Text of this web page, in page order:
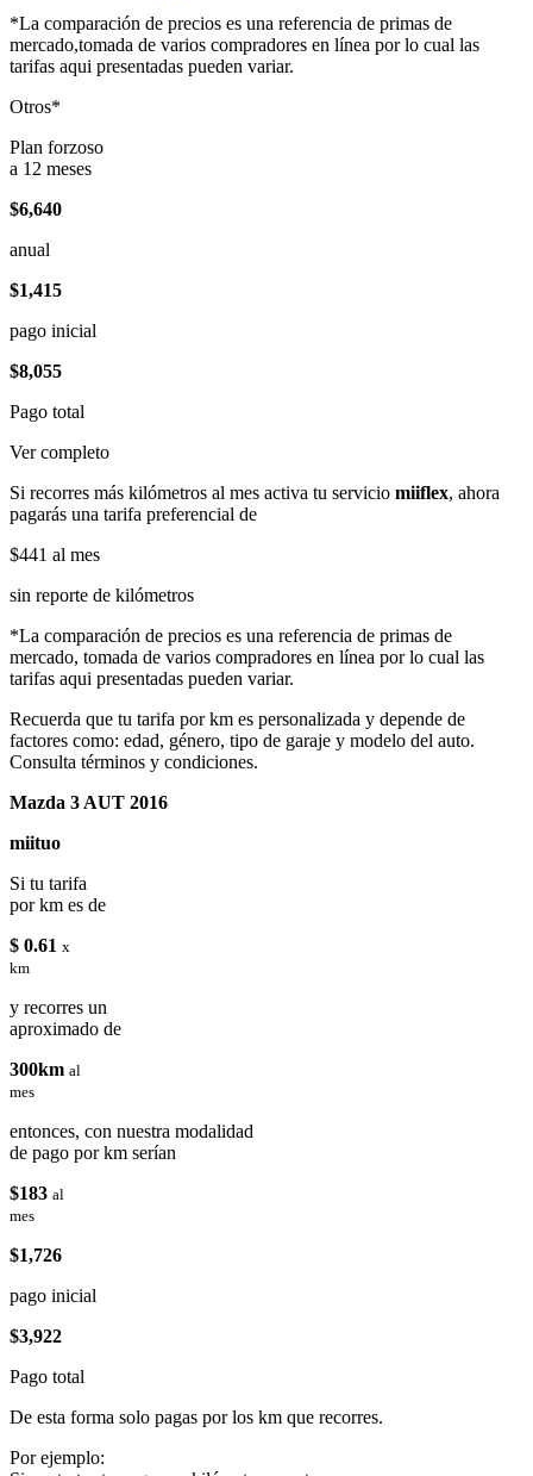
*La comparación de precios es una referencia de primas de
mercado,tomada de varios compradores en línea por lo cual las
tarifas aqui presentadas pueden variar.
Otros*
Plan forzoso
a 12 meses
$6,640
anual
$1,415
pago inicial
$8,055
Pago total
Ver completo
Si recorres más kilómetros al mes activa tu servicio miiflex, ahora
pagarás una tarifa preferencial de
$441 al mes
sin reporte de kilómetros
*La comparación de precios es una referencia de primas de
mercado, tomada de varios compradores en línea por lo cual las
tarifas aqui presentadas pueden variar.
Recuerda que tu tarifa por km es personalizada y depende de
factores como: edad, género, tipo de garaje y modelo del auto.
Consulta términos y condiciones.
Mazda 3 AUT 2016
miituo
Si tu tarifa
por km es de
$ 0.61 x
km
y recorres un
aproximado de
300km al
mes
entonces, con nuestra modalidad
de pago por km serían
$183 al
mes
$1,726
pago inicial
$3,922
Pago total
De esta forma solo pagas por los km que recorres.
Por ejemplo: